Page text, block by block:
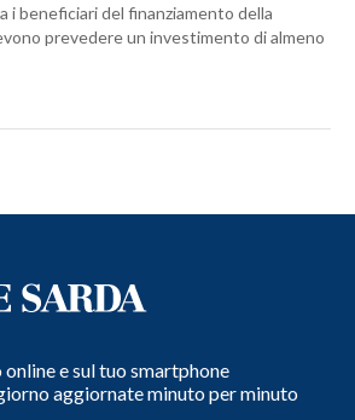
i beneficiari del finanziamento della
prevedere un investimento di almeno
e sul tuo smartphone
aggiornate minuto per minuto